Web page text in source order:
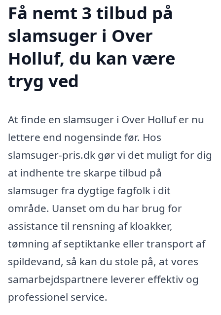
Få nemt 3 tilbud på
slamsuger i Over
Holluf, du kan være
tryg ved
At finde en slamsuger i Over Holluf er nu
lettere end nogensinde før. Hos
slamsuger-pris.dk gør vi det muligt for dig
at indhente tre skarpe tilbud på
slamsuger fra dygtige fagfolk i dit
område. Uanset om du har brug for
assistance til rensning af kloakker,
tømning af septiktanke eller transport af
spildevand, så kan du stole på, at vores
samarbejdspartnere leverer effektiv og
professionel service.